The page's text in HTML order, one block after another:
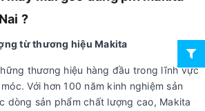
?
từ thương hiệu Makita
thương hiệu hàng đầu trong lĩnh vực
Với hơn 100 năm kinh nghiệm sản
dòng sản phẩm chất lượng cao, Makita